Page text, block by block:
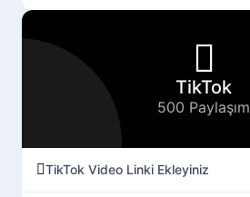
TikTok
500 Paylaşım
TikTok Video Linki Ekleyiniz